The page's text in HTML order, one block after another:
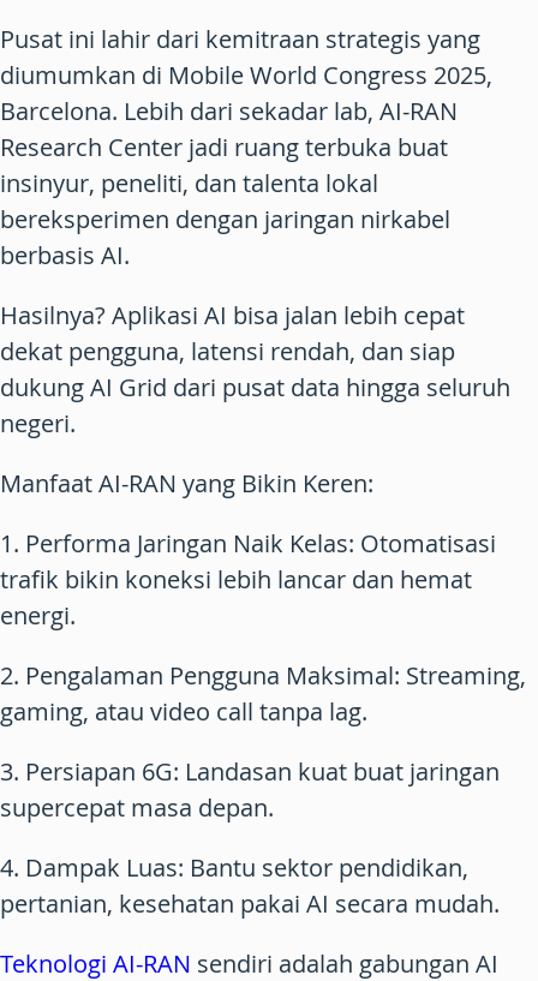
Pusat ini lahir dari kemitraan strategis yang
diumumkan di Mobile World Congress 2025,
Barcelona. Lebih dari sekadar lab, AI-RAN
Research Center jadi ruang terbuka buat
insinyur, peneliti, dan talenta lokal
bereksperimen dengan jaringan nirkabel
berbasis AI.
Hasilnya? Aplikasi AI bisa jalan lebih cepat
dekat pengguna, latensi rendah, dan siap
dukungAI Grid dari pusat data hingga seluruh
negeri.
Manfaat AI-RAN yang Bikin Keren:
1. Performa Jaringan Naik Kelas: Otomatisasi
trafik bikin koneksi lebih lancar dan hemat
energi.
2. Pengalaman Pengguna Maksimal: Streaming,
gaming, atau video call tanpa lag.
3. Persiapan 6G: Landasan kuat buat jaringan
supercepat masa depan.
4. Dampak Luas: Bantu sektor pendidikan,
pertanian, kesehatan pakai AI secara mudah.
Teknologi AI-RAN sendiri adalah gabungan AI